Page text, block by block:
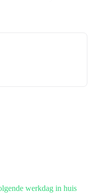
werkdag in huis